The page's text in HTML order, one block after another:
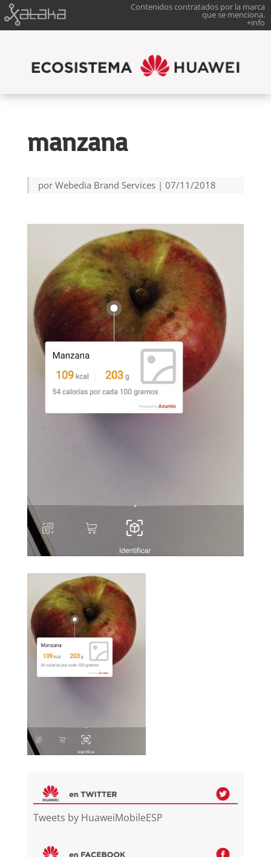
Contenidos contratados por la marca
que se menciona.
+info
manzana
por Webedia Brand Services| 07/11/2018
Tweets by HuaweiMobileESP